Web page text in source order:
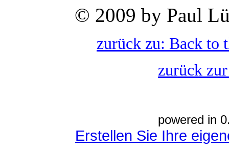
© 2009 by Paul
zurück zu: Back to
zurück
powered in
Erstellen Sie Ihre